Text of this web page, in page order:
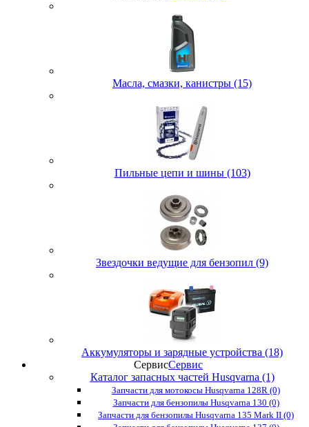
Масла, смазки, канистры (15)
Пильные цепи и шины (103)
Звездочки ведущие для бензопил (9)
Аккумуляторы и зарядные устройства (18)
СервисСервис
Каталог запасных частей Husqvarna (1)
Запчасти для мотокосы Husqvarna 128R (0)
Запчасти для бензопилы Husqvarna 130 (0)
Запчасти для бензопилы Husqvarna 135 Mark II (0)